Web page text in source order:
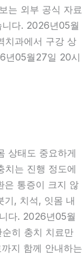
는 외부 공식 자료
다. 2026년05월
치과에서 구강 상
년05월27일 20시
상태도 중요하게
는 진행 정도에
은 통증이 크지 않
기, 치석, 잇몸 내
다. 2026년05월
히 충치 치료만
지 함께 안내하는